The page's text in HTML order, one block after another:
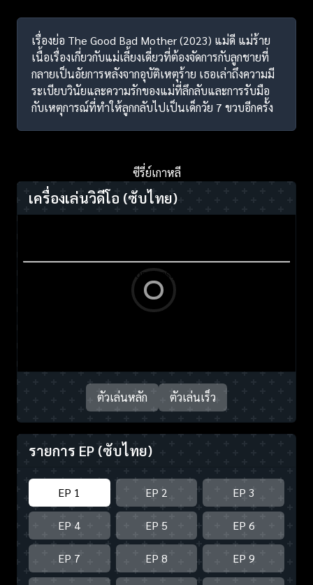
เรื่องย่อ The Good Bad Mother (2023) แม่ดี แม่ร้าย
เนื้อเรื่องเกี่ยวกับแม่เลี้ยงเดี่ยวที่ต้องจัดการกับลูกชายที่
กลายเป็นอัยการหลังจากอุบัติเหตุร้าย เธอเล่าถึงความมี
ระเบียบวินัยและความรักของแม่ที่ลึกลับและการรับมือ
กับเหตุการณ์ที่ทำให้ลูกกลับไปเป็นเด็กวัย 7 ขวบอีกครั้ง
ซีรี่ย์เกาหลี
เครื่องเล่นวิดีโอ (ซับไทย)
ตัวเล่นหลัก ตัวเล่นเร็ว
รายการ EP (ซับไทย)
EP 1 EP 2 EP 3
EP 4 EP 5 EP 6
EP 7 EP 8 EP 9